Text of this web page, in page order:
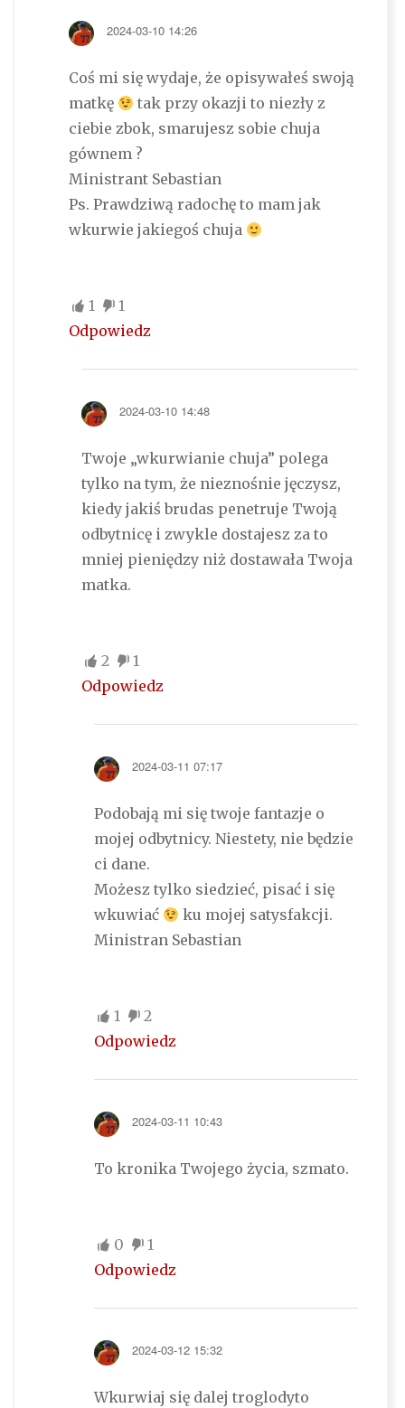
2024-03-10 14:26
Coś mi się wydaje, że opisywałeś swoją
matkę
tak przy okazji to niezły z
ciebie zbok, smarujesz sobie chuja
gównem ?
Ministrant Sebastian
Ps. Prawdziwą radochę to mam jak
wkurwie jakiegoś chuja
1
1
Odpowiedz
2024-03-10 14:48
Twoje „wkurwianie chuja” polega
tylko na tym, że nieznośnie jęczysz,
kiedy jakiś brudas penetruje Twoją
odbytnicę i zwykle dostajesz za to
mniej pieniędzy niż dostawała Twoja
matka.
2
1
Odpowiedz
2024-03-11 07:17
Podobają mi się twoje fantazje o
mojej odbytnicy. Niestety, nie będzie
ci dane.
Możesz tylko siedzieć, pisać i się
wkuwiać
ku mojej satysfakcji.
Ministran Sebastian
1
2
Odpowiedz
2024-03-11 10:43
To kronika Twojego życia, szmato.
0
1
Odpowiedz
2024-03-12 15:32
Wkurwiaj się dalej troglodyto